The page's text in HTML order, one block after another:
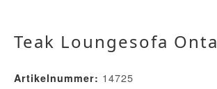
Teak Loungesofa Onta
Artikelnummer: 14725